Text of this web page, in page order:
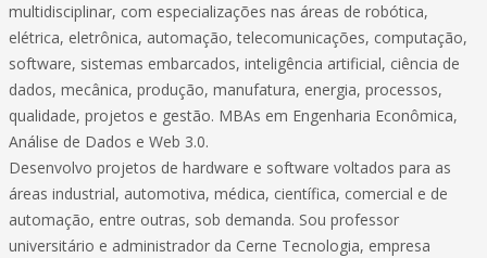
multidisciplinar, com especializações nas áreas de robótica,
elétrica, eletrônica, automação, telecomunicações, computação,
software, sistemas embarcados, inteligência artificial, ciência de
dados, mecânica, produção, manufatura, energia, processos,
qualidade, projetos e gestão. MBAs em Engenharia Econômica,
Análise de Dados e Web 3.0.
Desenvolvo projetos de hardware e software voltados para as
áreas industrial, automotiva, médica, científica, comercial e de
automação, entre outras, sob demanda. Sou professor
universitário e administrador da Cerne Tecnologia, empresa